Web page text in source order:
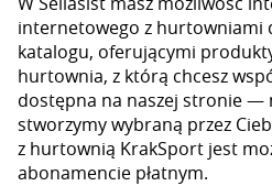
internetowego z hurtowniami
katalogu, oferującymi
hurtownia, z którą chcesz
dostępna na naszej stronie —
stworzymy wybraną przez
z hurtownią KrakSport jest
abonamencie płatnym.